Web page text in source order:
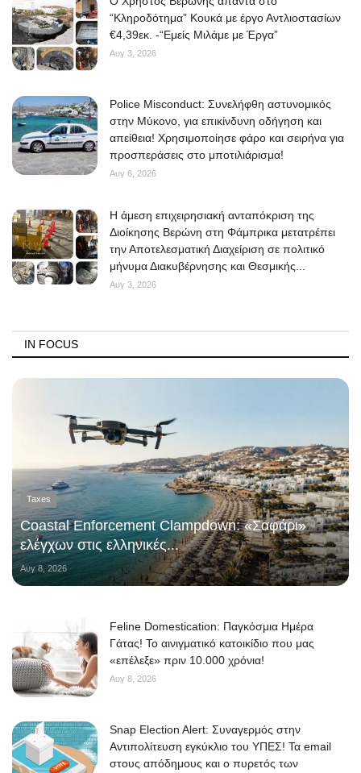
“Κληροδότημα” Κουκά με έργο Αντλιοστασίων
€4,39εκ. -“Εμείς Μιλάμε με Έργα”
Αυγ 3, 2026
Police Misconduct: Συνελήφθη αστυνομικός
στην Μύκονο, για επικίνδυνη οδήγηση και
απείθεια! Χρησιμοποίησε φάρο και σειρήνα για
προσπεράσεις στο μποτιλιάρισμα!
Αυγ 6, 2026
Η άμεση επιχειρησιακή ανταπόκριση της
Διοίκησης Βερώνη στη Φάμπρικα μετατρέπει
την Αποτελεσματική Διαχείριση σε πολιτικό
μήνυμα Διακυβέρνησης και Θεσμικής...
Αυγ 3, 2026
IN FOCUS
Taxes
Coastal Enforcement Clampdown: «Σαφάρι»
ελέγχων στις ελληνικές...
Αυγ 8, 2026
Feline Domestication: Παγκόσμια Ημέρα
Γάτας! Το αινιγματικό κατοικίδιο που μας
«επέλεξε» πριν 10.000 χρόνια!
Αυγ 8, 2026
Snap Election Alert: Συναγερμός στην
Αντιπολίτευση εγκύκλιο του ΥΠΕΣ! Τα email
στους απόδημους και ο πυρετός των